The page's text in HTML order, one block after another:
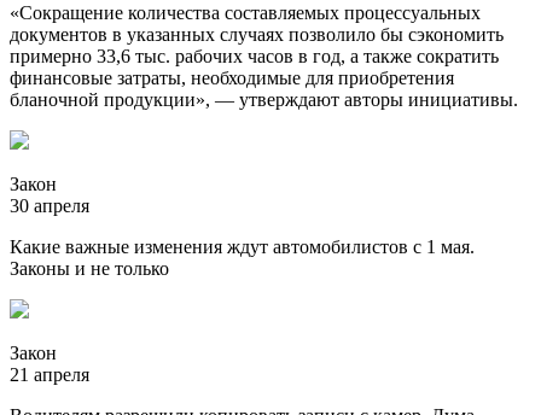
«Сокращение количества составляемых процессуальных
документов в указанных случаях позволило бы сэкономить
примерно 33,6 тыс. рабочих часов в год, а также сократить
финансовые затраты, необходимые для приобретения
бланочной продукции», — утверждают авторы инициативы.
Закон
30 апреля
Какие важные изменения ждут автомобилистов с 1 мая.
Законы и не только
Закон
21 апреля